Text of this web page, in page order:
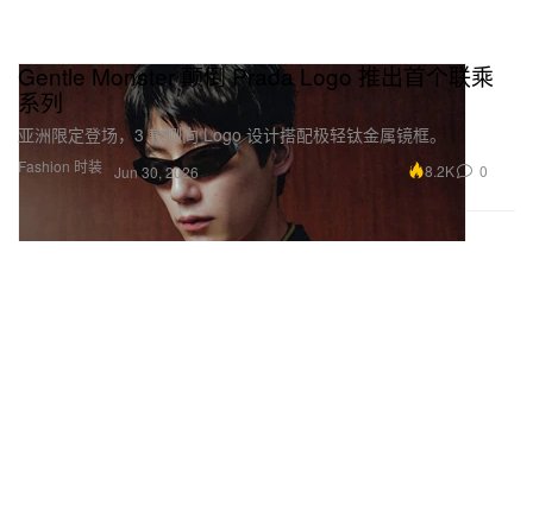
Fashion 时装
Gentle Monster 颠倒 Prada Logo 推出首个联乘
系列
亚洲限定登场，3 款侧向 Logo 设计搭配极轻钛金属镜框。
Jun 30, 2026 8.2K 0